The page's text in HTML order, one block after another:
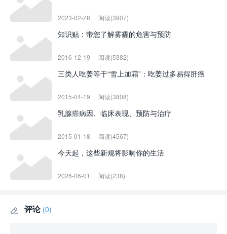
2023-02-28 阅读(3907)
知识贴：带您了解雾霾的危害与预防
2016-12-19 阅读(5382)
三类人吃姜等于“雪上加霜”：吃姜过多易得肝癌
2015-04-19 阅读(3808)
乳腺癌病因、临床表现、预防与治疗
2015-01-18 阅读(4567)
今天起，这些新规将影响你的生活
2026-06-01 阅读(238)
 评论 (0)